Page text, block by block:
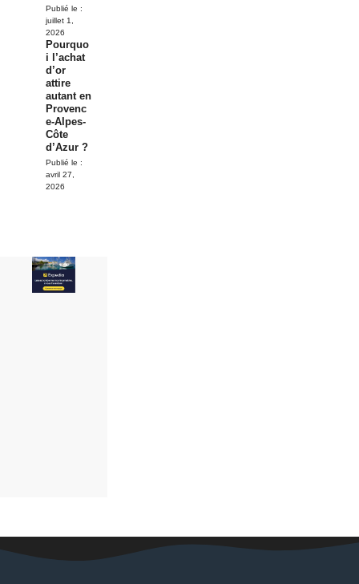
Publié le :
juillet 1,
2026
Pourquo
i l’achat
d’or
attire
autant en
Provenc
e-Alpes-
Côte
d’Azur ?
Publié le :
avril 27,
2026